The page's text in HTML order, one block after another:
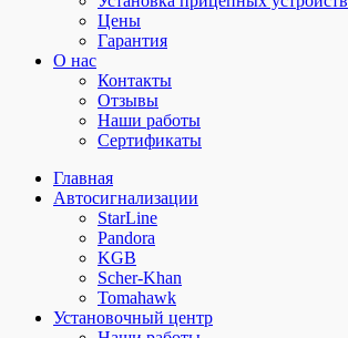
Цены
Гарантия
О нас
Контакты
Отзывы
Наши работы
Сертификаты
Главная
Автосигнализации
StarLine
Pandora
KGB
Scher-Khan
Tomahawk
Установочный центр